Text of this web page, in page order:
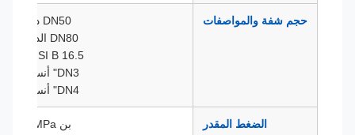
حجم شفة والمواصفات
DN50 دين 2501
DN80 الدين 2501
DN2" ANSI B 16.5
الضغط المقدر